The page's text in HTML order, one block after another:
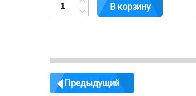
В корзину
Предыдущий